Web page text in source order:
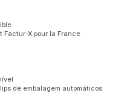
Factur-X pour la France
de embalagem automáticos